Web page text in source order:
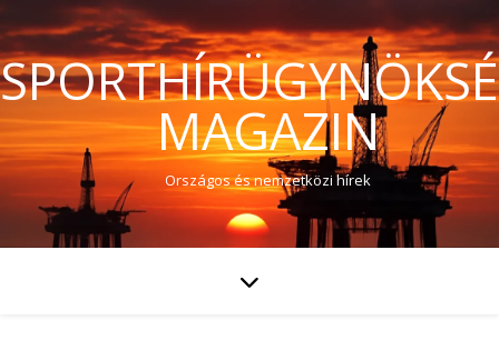
MAGAZIN
Országos és nemzetközi hírek